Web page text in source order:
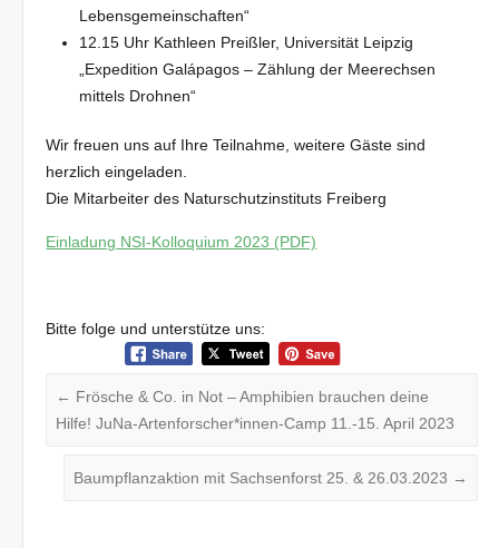
Lebensgemeinschaften“
12.15 Uhr Kathleen Preißler, Universität Leipzig
„Expedition Galápagos – Zählung der Meerechsen
mittels Drohnen“
Wir freuen uns auf Ihre Teilnahme, weitere Gäste sind
herzlich eingeladen.
Die Mitarbeiter des Naturschutzinstituts Freiberg
Einladung NSI-Kolloquium 2023 (PDF)
Bitte folge und unterstütze uns:
← Frösche & Co. in Not – Amphibien brauchen deine
Hilfe! JuNa-Artenforscher*innen-Camp 11.-15. April 2023
Baumpflanzaktion mit Sachsenforst 25. & 26.03.2023 →